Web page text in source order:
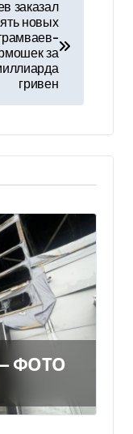
заказал
новых
за
гривен
ФОТО